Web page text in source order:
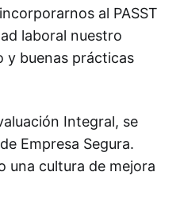
al PASST
laboral nuestro
y buenas prácticas
Integral, se
Empresa Segura.
una cultura de mejora